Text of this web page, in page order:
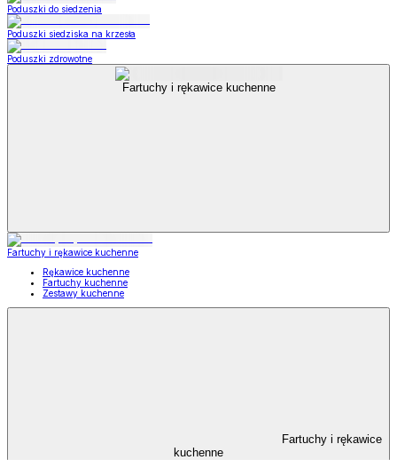
Poduszki do siedzenia
Poduszki siedziska na krzesła
Poduszki zdrowotne
Fartuchy i rękawice kuchenne
Fartuchy i rękawice kuchenne
Rękawice kuchenne
Fartuchy kuchenne
Zestawy kuchenne
Fartuchy i rękawice
kuchenne